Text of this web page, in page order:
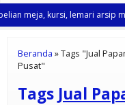
meja, kursi, lemari arsip
Beranda »Tags "Jual
Pusat"
Tags Jual